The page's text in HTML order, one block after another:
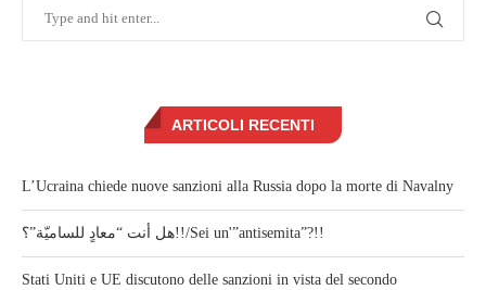
ARTICOLI RECENTI
L’Ucraina chiede nuove sanzioni alla Russia dopo la morte di Navalny
هل أنت “معادٍ للساميّة”؟!!/Sei un'”antisemita”?!!
Stati Uniti e UE discutono delle sanzioni in vista del secondo